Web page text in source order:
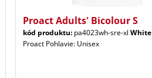
Proact Adults' Bicolour S
kód produktu: pa4023wh-sre-xl White
Proact Pohlavie: Unisex